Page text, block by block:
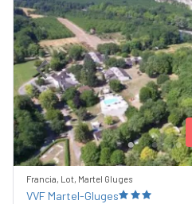
Previous
Francia, Lot, Martel Gluges
VVF Martel-Gluges